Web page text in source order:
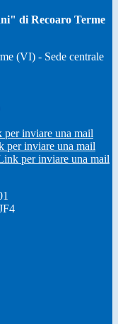
di Recoaro Terme
(VI) - Sede centrale
per inviare una mail
per inviare una mail
per inviare una mail